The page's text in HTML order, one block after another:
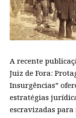
A recente
Juiz de Fora:
Insurgências”
estratégias
escravizadas